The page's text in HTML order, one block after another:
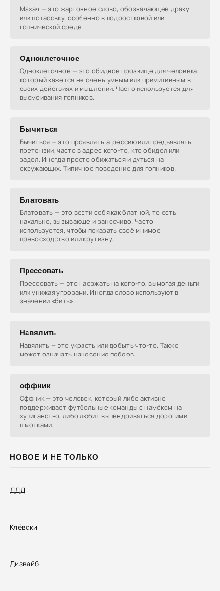
НОВОЕ И НЕ ТОЛЬКО
ДДД
Клёвски
Дизвайб
Махач — это жаргонное слово, обозначающее драку
или потасовку, особенно в подростковой или
гопнической среде.
Одноклеточное
Одноклеточное — это обидное прозвище для человека,
который кажется не очень умным или примитивным в
своих действиях и мышлении. Часто используется для
высмеивания гопников.
Бычиться
Бычиться — это проявлять агрессию или предъявлять
претензии, часто в адрес кого-то, кто обидел или
задел. Иногда просто обижаться и дуться на
окружающих. Типичное поведение для гопников.
Блатовать
Блатовать — это вести себя как блатной, то есть
нахально, вызывающе и заносчиво. Часто
используется, чтобы показать своё мнимое
превосходство или крутизну.
Прессовать
Прессовать — это наезжать на кого-то, вымогая деньги
или унижая угрозами. Иногда слово используют в
значении «бить».
Навялить
Навялить — это украсть или добыть что-то. Также
может означать нанесение побоев.
оффник
Оффник — это человек, который либо активно
поддерживает футбольные команды с намёком на
хулиганство, либо любит выпендриваться дорогими
шмотками.